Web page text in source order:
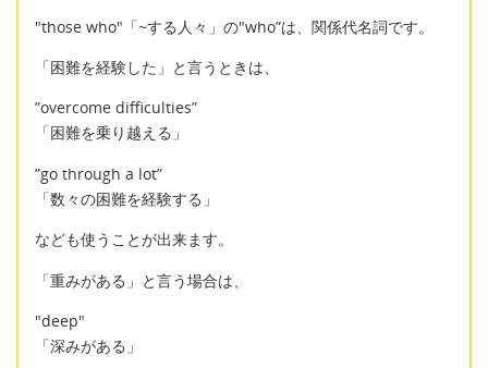
"those who"「~する人々」の"who”は、関係代名詞です。
「困難を経験した」と言うときは、
”overcome difficulties”
「困難を乗り越える」
”go through a lot”
「数々の困難を経験する」
なども使うことが出来ます。
「重みがある」と言う場合は、
"deep"
「深みがある」